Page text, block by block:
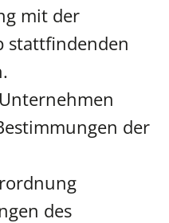
mit der
stattfindenden
der
des